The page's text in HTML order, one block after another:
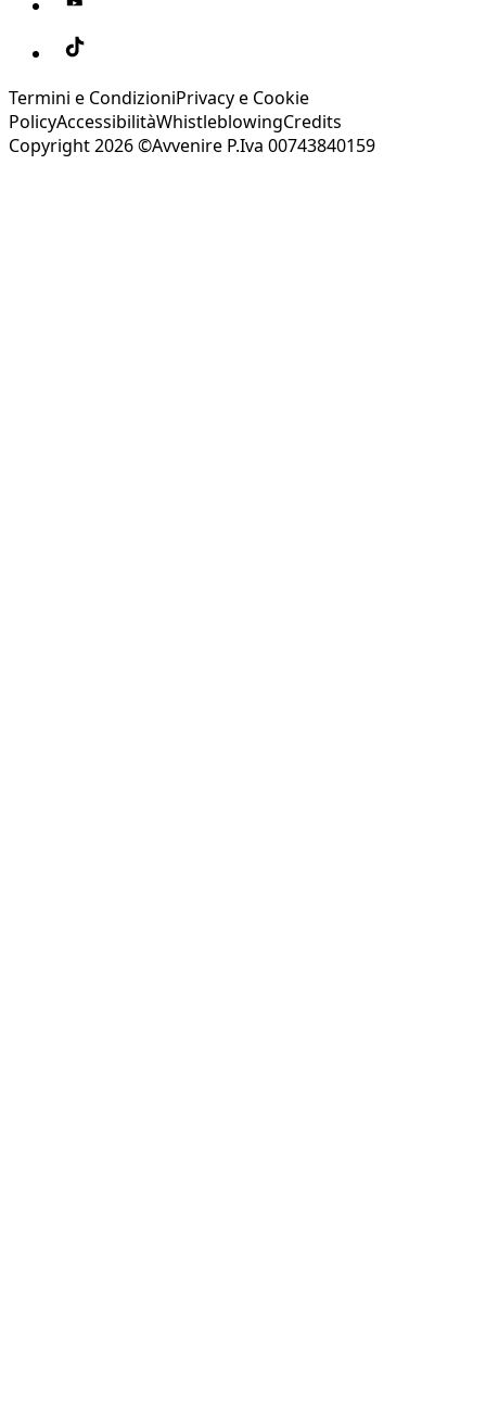
Termini e CondizioniPrivacy e Cookie
PolicyAccessibilitàWhistleblowingCredits
Copyright 2026 ©Avvenire P.Iva 00743840159